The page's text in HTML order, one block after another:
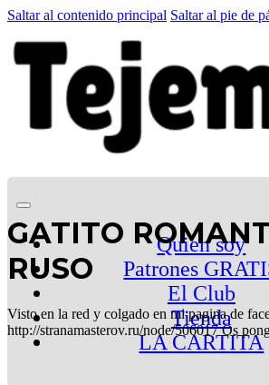
Saltar al contenido principal Saltar al pie de
Quien soy
Patrones
El Club
Tienda
LA CARTITA
GATITO
RUSO
Visto en la red y colgado en mi pagina de
http://stranamasterov.ru/node/506017 Os